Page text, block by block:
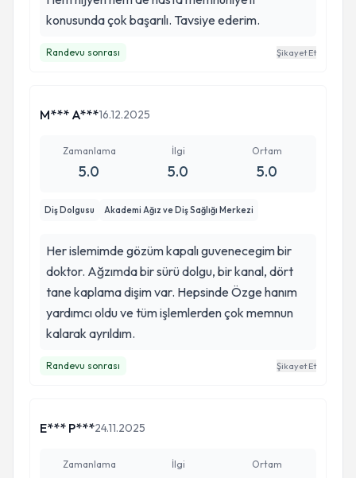
konusunda çok başarılı. Tavsiye ederim.
Randevu sonrası Şikayet Et
M*** A***16.12.2025
Zamanlama
5.0
İlgi
5.0
Ortam
5.0
Diş Dolgusu Akademi Ağız ve Diş Sağlığı Merkezi
Her islemimde gözüm kapalı guvenecegim bir
doktor. Ağzımda bir sürü dolgu, bir kanal, dört
tane kaplama dişim var. Hepsinde Özge hanım
yardımcı oldu ve tüm işlemlerden çok memnun
kalarak ayrıldım.
Randevu sonrası Şikayet Et
E*** P***24.11.2025
Zamanlama İlgi Ortam